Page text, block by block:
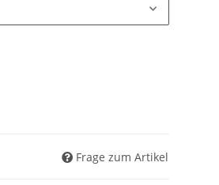
Frage zum Artikel